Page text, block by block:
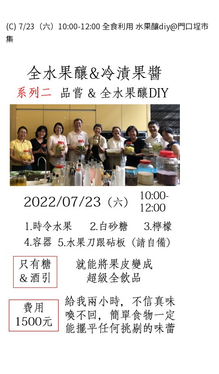
(C) 7/23（六）10:00-12:00 全食利用 水果釀diy@門口埕市
集